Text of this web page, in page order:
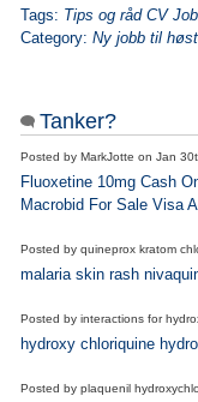
Tags: Tips og råd CV
Category:Ny jobb til
Tanker?
Posted byMarkJotteonJan
Fluoxetine 10mg Cash
Macrobid For Sale Visa
Posted byquineprox kratom
malaria skin rash
Posted byinteractions for
hydroxy chloriquine
Posted byplaquenil